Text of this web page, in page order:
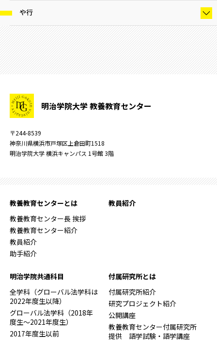
や行
明治学院大学 教養教育センター
〒244-8539
神奈川県横浜市戸塚区上倉田町1518
明治学院大学 横浜キャンパス 1号館 3階
教養教育センターとは
教養教育センター長 挨拶
教養教育センター紹介
教員紹介
助手紹介
教員紹介
明治学院共通科目
全学科（グローバル法学科は
2022年度生以降）
グローバル法学科（2018年
度生～2021年度生）
2017年度生以前
付属研究所とは
付属研究所紹介
研究プロジェクト紹介
公開講座
教養教育センター付属研究所
提供 語学試験・語学講座